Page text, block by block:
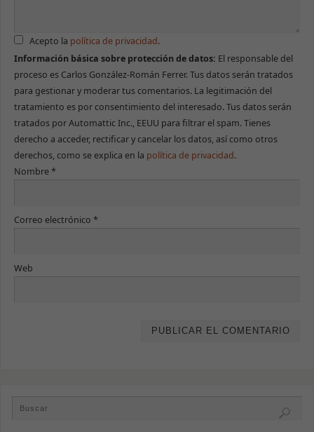
Acepto la política de privacidad.
Información básica sobre protección de datos: El responsable del
proceso es Carlos González-Román Ferrer. Tus datos serán tratados
para gestionar y moderar tus comentarios. La legitimación del
tratamiento es por consentimiento del interesado. Tus datos serán
tratados por Automattic Inc., EEUU para filtrar el spam. Tienes
derecho a acceder, rectificar y cancelar los datos, así como otros
derechos, como se explica en la política de privacidad.
Nombre*
Correo electrónico *
Web
Estadísticas
Para que
podamos
mejorar la
funcionalidad
y estructura
de la web, en
base a cómo
funcionalidades